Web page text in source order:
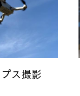
ス撮影